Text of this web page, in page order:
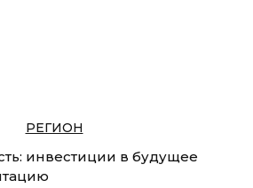
РЕГИОН
инвестиции в будущее